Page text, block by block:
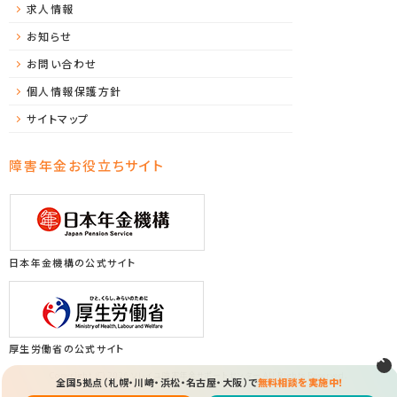
求人情報
お知らせ
お問い合わせ
個人情報保護方針
サイトマップ
障害年金お役立ちサイト
日本年金機構の公式サイト
厚生労働省の公式サイト
Copyright (C) 2026 ソレイユ障害年金サポートセンター All Rights Reserved.
全国5拠点（札幌・川崎・浜松・名古屋・大阪）で無料相談を実施中！